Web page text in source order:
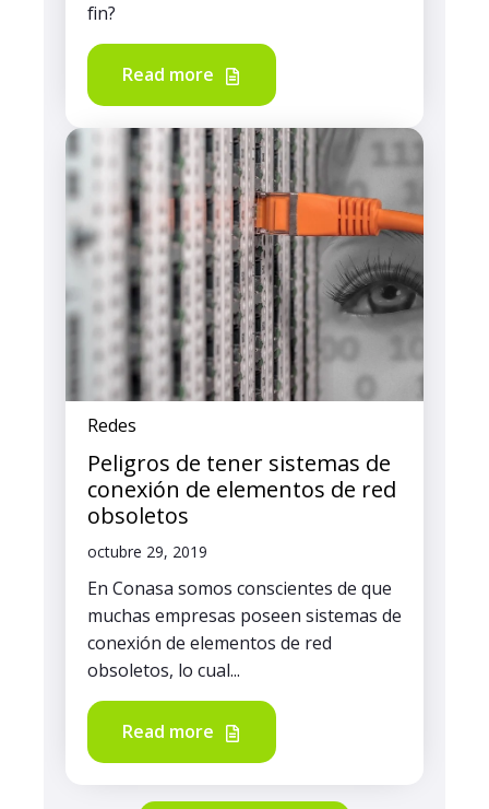
fin?
Read more
Redes
Peligros de tener sistemas de
conexión de elementos de red
obsoletos
octubre 29, 2019
En Conasa somos conscientes de que
muchas empresas poseen sistemas de
conexión de elementos de red
obsoletos, lo cual...
Read more